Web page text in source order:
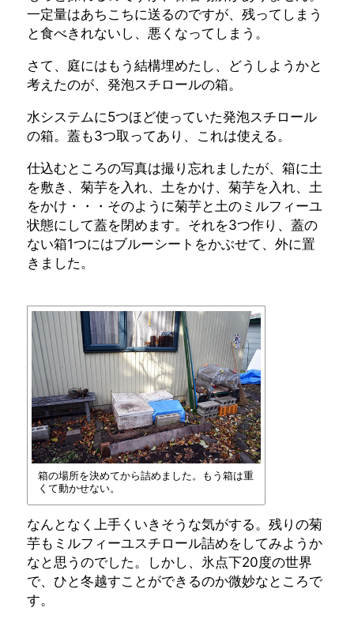
一定量はあちこちに送るのですが、残ってしまう
と食べきれないし、悪くなってしまう。
さて、庭にはもう結構埋めたし、どうしようかと
考えたのが、発泡スチロールの箱。
水システムに5つほど使っていた発泡スチロール
の箱。蓋も3つ取ってあり、これは使える。
仕込むところの写真は撮り忘れましたが、箱に土
を敷き、菊芋を入れ、土をかけ、菊芋を入れ、土
をかけ・・・そのように菊芋と土のミルフィーユ
状態にして蓋を閉めます。それを3つ作り、蓋の
ない箱1つにはブルーシートをかぶせて、外に置
きました。
箱の場所を決めてから詰めました。もう箱は重
くて動かせない。
なんとなく上手くいきそうな気がする。残りの菊
芋もミルフィーユスチロール詰めをしてみようか
なと思うのでした。しかし、氷点下20度の世界
で、ひと冬越すことができるのか微妙なところで
す。